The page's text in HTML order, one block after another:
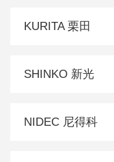
KURITA 栗田
SHINKO 新光
NIDEC 尼得科